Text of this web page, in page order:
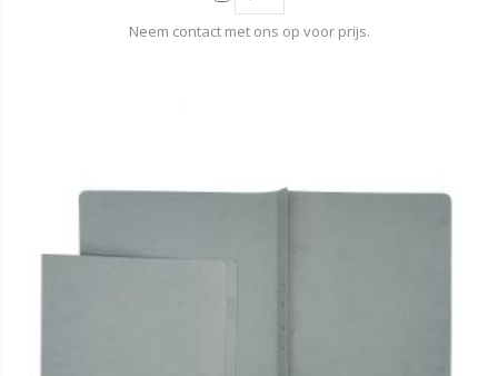
Neem contact met ons op voor prijs.